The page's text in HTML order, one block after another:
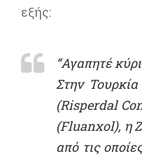
εξής:
“Αγαπητέ
Στην
(Risperdal
(Fluanxol), η
από τις